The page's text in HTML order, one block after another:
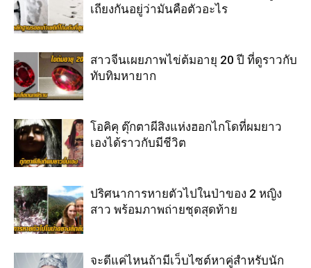
เถียงกันอยู่ว่ามันคือตัวอะไร
สาวจีนเผยภาพไข่ต้มอายุ 20 ปี ที่ดูราวกับ
ทับทิมหายาก
โอคิคุ ตุ๊กตาผีสิงแห่งฮอกไกโดที่ผมยาว
เองได้ราวกับมีชีวิต
ปริศนาการหายตัวไปในป่าของ 2 หญิง
สาว พร้อมภาพถ่ายชุดสุดท้าย
จะดีแค่ไหนถ้ามีเว็บไซต์หาคู่สำหรับนัก